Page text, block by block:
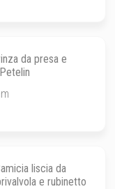
da presa e
liscia da
e rubinetto